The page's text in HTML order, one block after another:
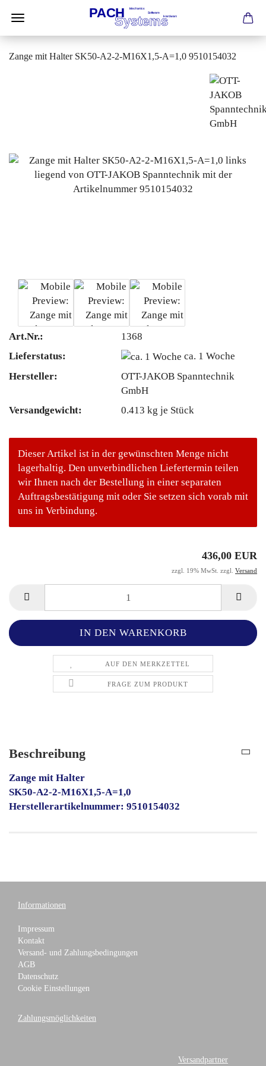
Zange mit Halter SK50-A2-2-M16X1,5-A=1,0 9510154032
Art.Nr.:
1368
Lieferstatus:
ca. 1 Woche
Hersteller:
OTT-JAKOB Spanntechnik
GmbH
Versandgewicht:
0.413 kg je Stück
Dieser Artikel ist in der gewünschten Menge nicht
lagerhaltig. Den unverbindlichen Liefertermin teilen
wir Ihnen nach der Bestellung in einer separaten
Auftragsbestätigung mit oder Sie setzen sich vorab mit
uns in Verbindung.
436,00 EUR
zzgl. 19% MwSt. zzgl. Versand
AUF DEN MERKZETTEL
FRAGE ZUM PRODUKT
Beschreibung
Zange mit Halter
SK50-A2-2-M16X1,5-A=1,0
Herstellerartikelnummer: 9510154032
Informationen
Impressum
Kontakt
Versand- und Zahlungsbedingungen
AGB
Datenschutz
Cookie Einstellungen
Zahlungsmöglichkeiten
Versandpartner